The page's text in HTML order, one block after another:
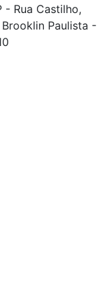
- Rua Castilho,
Brooklin Paulista -